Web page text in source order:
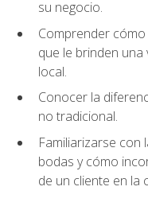
su negocio.
Comprender
que le brinden
local.
Conocer la
no tradicional.
Familiarizarse con
bodas y cómo
de un cliente en la